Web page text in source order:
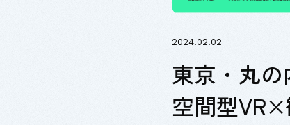
2024.02.02
東京・丸
空間型